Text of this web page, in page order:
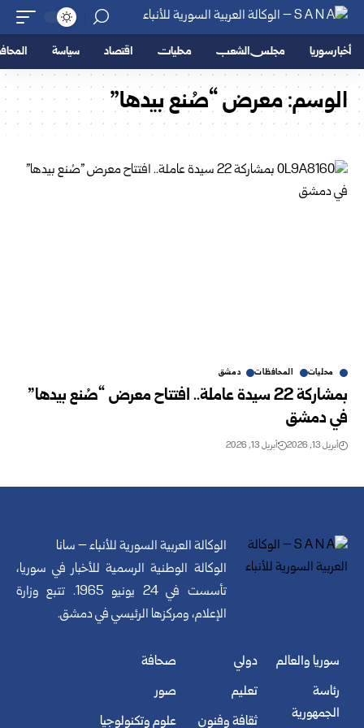
أخبار سوريا مجلس الشعب محليات اقتصاد سياسة
الوسم:معرض “صُنع بيدها”
محليات المحافظات دمشق
بمشاركة 22 سيدة عاملة.. افتتاح معرض “صُنع بيدها”
في دمشق
أبريل 13, 2026 أبريل 13, 2026
الوكالة العربية السورية للأنباء – سانا
الوكالة الوطنية الرسمية للأخبار في سوريا،
تأسست في 24 يونيو 1965. تتبع وزارة
الإعلام، ومركزها الرئيسي في دمشق.
سوريا والعالم
رئاسة
الجمهورية
دولي
تعليم
ثقافة وفنون
صحافة
صور
علوم وتكنولوجيا